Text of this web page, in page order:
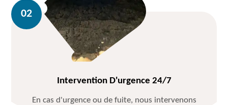
Intervention D'urgence 24/7
En cas d'urgence ou de fuite, nous intervenons